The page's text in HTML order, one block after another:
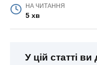
НА ЧИТАННЯ
5 хв
У цій статті ви